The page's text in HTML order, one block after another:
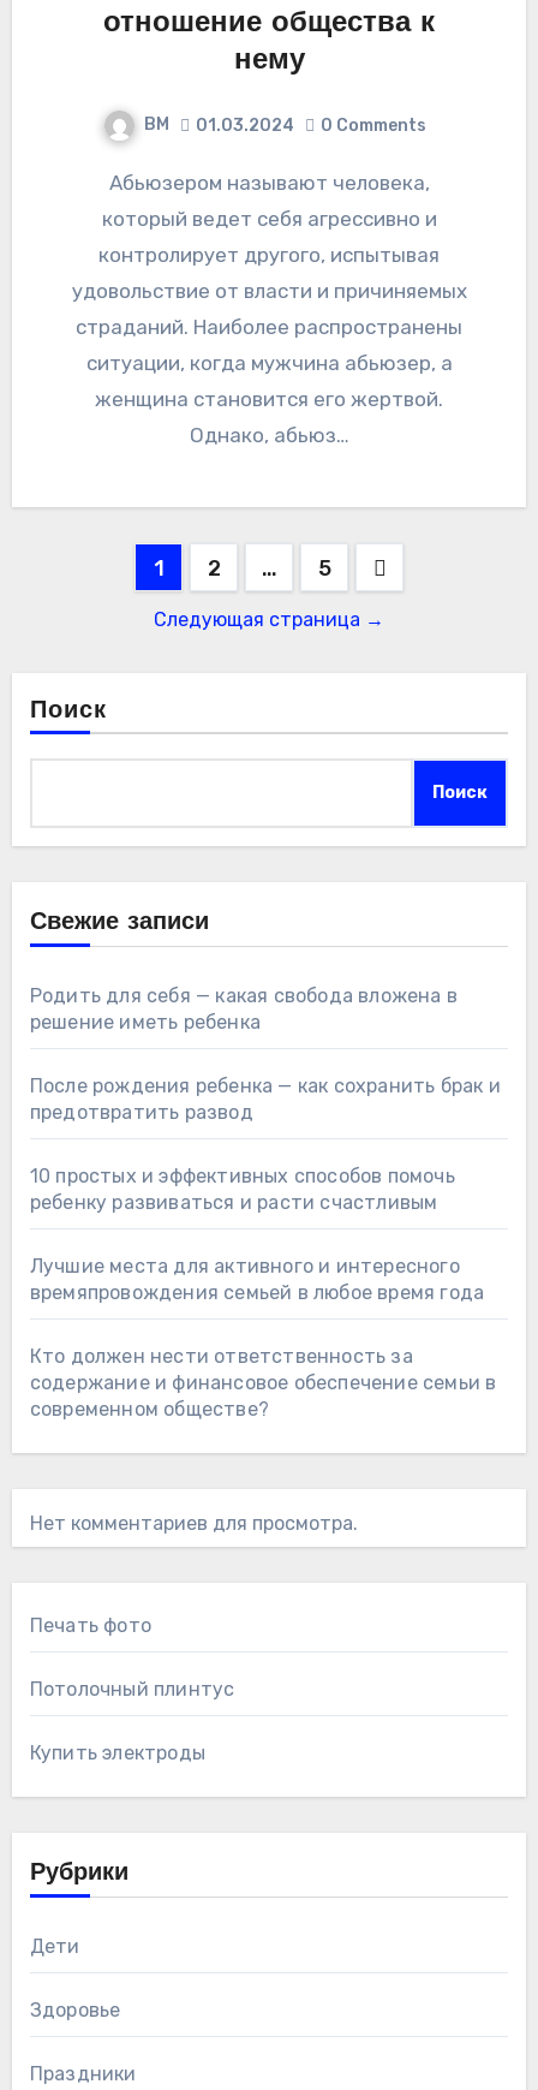
отношение общества к
нему
ВМ 01.03.2024 0 Comments
Абьюзером называют человека,
который ведет себя агрессивно и
контролирует другого, испытывая
удовольствие от власти и причиняемых
страданий. Наиболее распространены
ситуации, когда мужчина абьюзер, а
женщина становится его жертвой.
Однако, абьюз…
Пагинация
записей
1 2 … 5
Следующая страница →
Поиск
Поиск
Свежие записи
Родить для себя — какая свобода вложена в
решение иметь ребенка
После рождения ребенка — как сохранить брак и
предотвратить развод
10 простых и эффективных способов помочь
ребенку развиваться и расти счастливым
Лучшие места для активного и интересного
времяпровождения семьей в любое время года
Кто должен нести ответственность за
содержание и финансовое обеспечение семьи в
современном обществе?
Нет комментариев для просмотра.
Печать фото
Потолочный плинтус
Купить электроды
Рубрики
Дети
Здоровье
Праздники